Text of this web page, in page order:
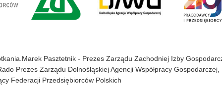
Pasztetnik - Prezes Zarządu Zachodniej Izby
Prezes Zarządu Dolnośląskiej Agencji Współpracy Gospodarczej,
Federacji Przedsiębiorców Polskich